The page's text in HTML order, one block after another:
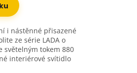
i nástěnné přisazené
ze série LADA o
světelným tokem 880
interiérové svítidlo